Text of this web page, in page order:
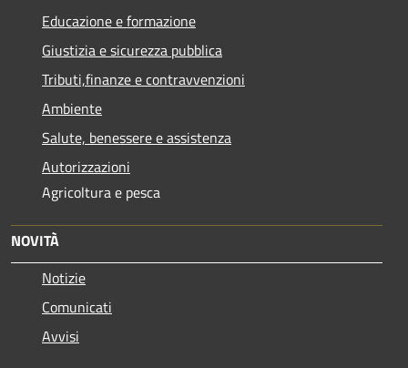
Educazione e formazione
Giustizia e sicurezza pubblica
Tributi,finanze e contravvenzioni
Ambiente
Salute, benessere e assistenza
Autorizzazioni
Agricoltura e pesca
NOVITÀ
Notizie
Comunicati
Avvisi